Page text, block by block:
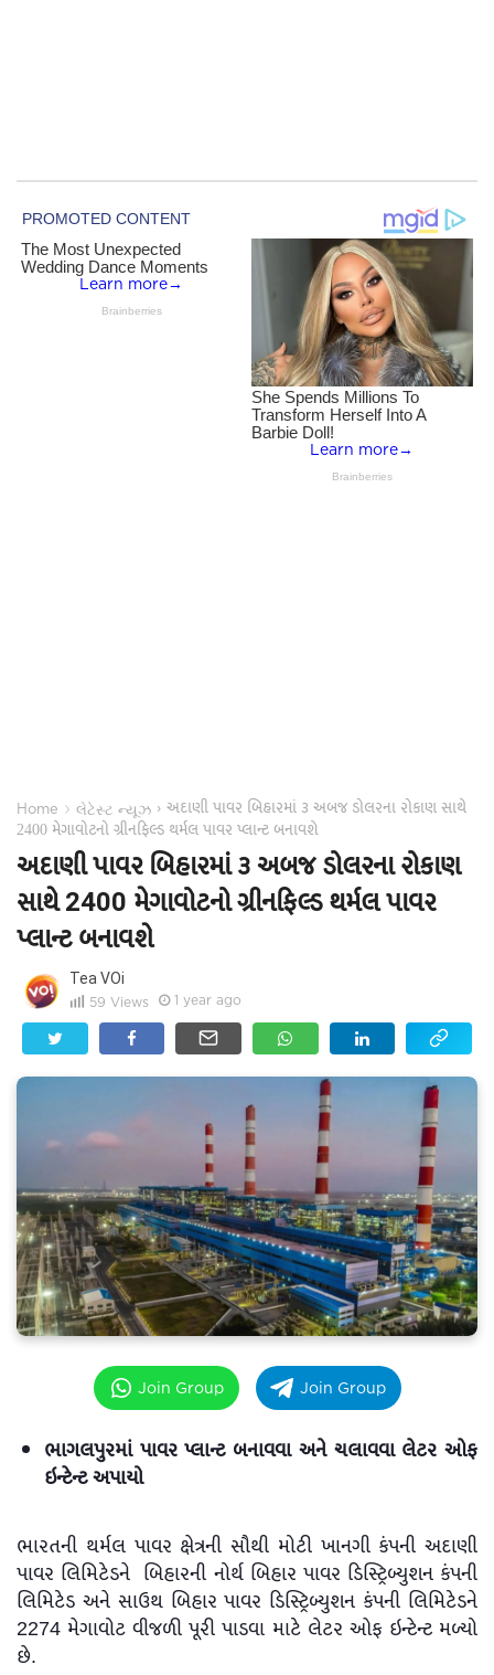
Home › લેટેસ્ટ ન્યૂઝ › અદાણી પાવર બિહારમાં ૩ અબજ ડોલરના રોકાણ સાથે
2400 મેગાવોટનો ગ્રીનફિલ્ડ થર્મલ પાવર પ્લાન્ટ બનાવશે
અદાણી પાવર બિહારમાં ૩ અબજ ડોલરના રોકાણ
સાથે 2400 મેગાવોટનો ગ્રીનફિલ્ડ થર્મલ પાવર
પ્લાન્ટ બનાવશે
Tea VOi
59 Views 1 year ago
Join Group Join Group
ભાગલપુરમાં પાવર પ્લાન્ટ બનાવવા અને ચલાવવા લેટર ઓફ
ઇન્ટેન્ટ અપાયો
ભારતની થર્મલ પાવર ક્ષેત્રની સૌથી મોટી ખાનગી કંપની અદાણી
પાવર લિમિટેડને બિહારની નોર્થ બિહાર પાવર ડિસ્ટ્રિબ્યુશન કંપની
લિમિટેડ અને સાઉથ બિહાર પાવર ડિસ્ટ્રિબ્યુશન કંપની લિમિટેડને
2274 મેગાવોટ વીજળી પૂરી પાડવા માટે લેટર ઓફ ઇન્ટેન્ટ મળ્યો
છે.